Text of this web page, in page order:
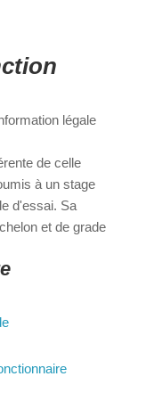
l'information
de celle
à un
la période
interne.
Portail
Signaler